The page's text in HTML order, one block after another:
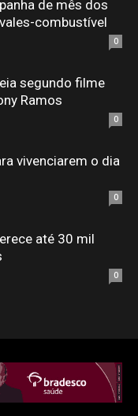
de mês dos
combustível
0
segundo filme
Ramos
0
vivenciarem o dia
0
até 30 mil
0